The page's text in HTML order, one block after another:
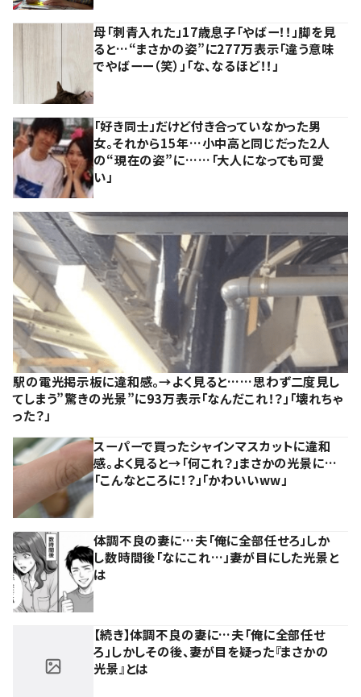
母「刺青入れた」17歳息子「やばー！！」脚を見
ると…“まさかの姿”に277万表示「違う意味
でやばーー（笑）」「な、なるほど！！」
「好き同士」だけど付き合っていなかった男
女。それから15年…小中高と同じだった2人
の“現在の姿”に……「大人になっても可愛
い」
駅の電光掲示板に違和感。→よく見ると……思わず二度見し
てしまう”驚きの光景”に93万表示「なんだこれ！？」「壊れちゃ
った？」
スーパーで買ったシャインマスカットに違和
感。よく見ると→「何これ？」まさかの光景に…
「こんなところに！？」「かわいいww」
体調不良の妻に…夫「俺に全部任せろ」しか
し数時間後「なにこれ…」妻が目にした光景と
は
【続き】体調不良の妻に…夫「俺に全部任せ
ろ」しかしその後、妻が目を疑った『まさかの
光景』とは